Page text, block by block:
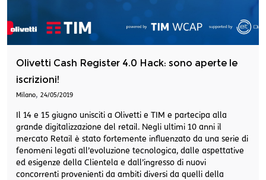
Olivetti Cash Register 4.0 Hack: sono aperte le
iscrizioni!
Milano, 24/05/2019
Il 14 e 15 giugno unisciti a Olivetti e TIM e partecipa alla
grande digitalizzazione del retail. Negli ultimi 10 anni il
mercato Retail è stato fortemente influenzato da una serie di
fenomeni legati all’evoluzione tecnologica, dalle aspettative
ed esigenze della Clientela e dall’ingresso di nuovi
concorrenti provenienti da ambiti diversi da quelli della